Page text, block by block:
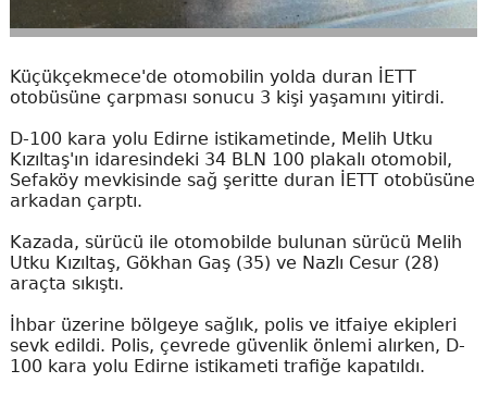
Küçükçekmece'de otomobilin yolda duran İETT
otobüsüne çarpması sonucu 3 kişi yaşamını yitirdi.
D-100 kara yolu Edirne istikametinde, Melih Utku
Kızıltaş'ın idaresindeki 34 BLN 100 plakalı otomobil,
Sefaköy mevkisinde sağ şeritte duran İETT otobüsüne
arkadan çarptı.
Kazada, sürücü ile otomobilde bulunan sürücü Melih
Utku Kızıltaş, Gökhan Gaş (35) ve Nazlı Cesur (28)
araçta sıkıştı.
İhbar üzerine bölgeye sağlık, polis ve itfaiye ekipleri
sevk edildi. Polis, çevrede güvenlik önlemi alırken, D-
100 kara yolu Edirne istikameti trafiğe kapatıldı.